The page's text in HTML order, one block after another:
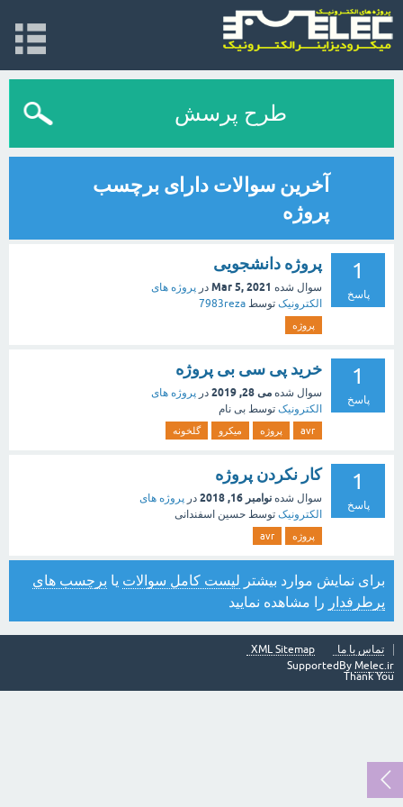
طرح پرسش
آخرین سوالات دارای برچسب
پروژه
1
پاسخ
پروژه دانشجویی
سوال شده Mar 5, 2021 در پروژه های
الکترونیک توسط 7983reza
پروژه
1
پاسخ
خرید پی سی بی پروژه
سوال شده می 28, 2019 در پروژه های
الکترونیک توسط بی نام
avr پروژه میکرو گلخونه
1
پاسخ
کار نکردن پروژه
سوال شده نوامبر 16, 2018 در پروژه های
الکترونیک توسط حسین اسفندانی
پروژه avr
برای نمایش موارد بیشتر لیست کامل سوالات یا برچسب های
پرطرفدار را مشاهده نمایید
تماس با ما
XML Sitemap
SupportedBy Melec.ir
Thank You